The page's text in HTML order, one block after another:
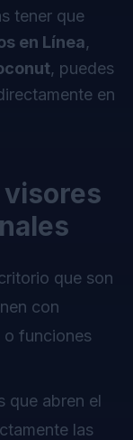
tener que
en Línea,
, puedes
en
visores
que son
con
o funciones
que abren el
las